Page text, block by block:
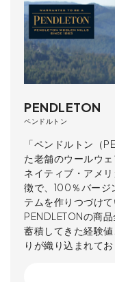
PENDLETON
ペンドルトン
「ペンドルトン（
た老舗のウールウ
ネイティブ・アメ
徴で、100％バージ
テムを作りつづけて
PENDLETONの商
蓄積してきた経験
りが織り込まれてお